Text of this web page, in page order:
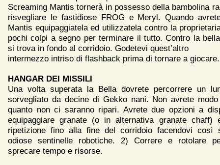
Screaming Mantis tornerà in possesso della bambolina
risvegliare le fastidiose FROG e Meryl. Quando
Mantis equipaggiatela ed utilizzatela contro la
pochi colpi a segno per terminare il tutto. Contro la
si trova in fondo al corridoio. Godetevi quest’altro
intermezzo intriso di flashback prima di tornare a giocare.
HANGAR DEI MISSILI
Una volta superata la Bella dovrete percorrere un
sorvegliato da decine di Gekko nani. Non avrete
quanto non ci saranno ripari. Avrete due opzioni a
equipaggiare granate (o in alternativa granate chaff)
ripetizione fino alla fine del corridoio facendovi così
odiose sentinelle robotiche. 2) Correre e rotolare
sprecare tempo e risorse.